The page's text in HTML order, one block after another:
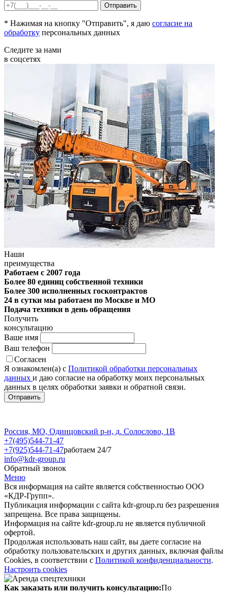
* Нажимая на кнопку "Отправить", я даю согласие на
обработку персональных данных
Следите за нами
в соцсетях
Наши
преимущества
Работаем с 2007 года
Более 80 единиц собственной техники
Более 300 исполненных госконтрактов
24 в сутки мы работаем по Москве и МО
Подача техники в день обращения
Получить
консультацию
Ваше имя
Ваш телефон
Согласен
Я ознакомлен(а) с Политикой обработки персональных
данных и даю согласие на обработку моих персональных
данных в целях обработки заявки и обратной связи.
Россия, МО, Одинцовский р-н, д. Солослово, 1В
+7(495)544-71-47
+7(925)544-71-47работаем 24/7
info@kdr-group.ru
Обратный звонок
Меню
Вся информация на сайте является собственностью ООО
«КДР-Групп».
Публикация информации с сайта kdr-group.ru без разрешения
запрещена. Все права защищены.
Информация на сайте kdr-group.ru не является публичной
офертой.
Продолжая использовать наш сайт, вы даете согласие на
обработку пользовательских и других данных, включая файлы
Cookies, в соответствии с Политикой конфиденциальности.
Настроить cookies
Как заказать или получить консультацию:По